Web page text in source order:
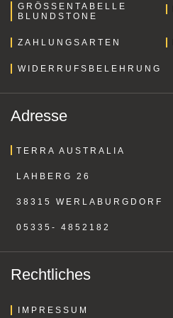
GRÖSSENTABELLE B
LUNDSTONE
ZAHLUNGSARTEN
WIDERRUFSBELEHRUNG
Adresse
TERRA AUSTRALIA
LAHBERG 26
38315 WERLABURGDORF
05335- 4852182
Rechtliches
IMPRESSUM